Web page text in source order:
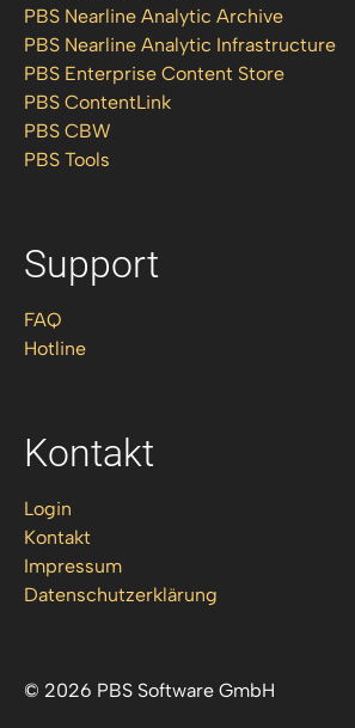
PBS Nearline Analytic Archive
PBS Nearline Analytic Infrastructure
PBS Enterprise Content Store
PBS ContentLink
PBS CBW
PBS Tools
Support
FAQ
Hotline
Kontakt
Login
Kontakt
Impressum
Datenschutzerklärung
© 2026 PBS Software GmbH